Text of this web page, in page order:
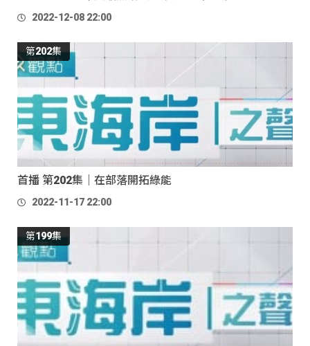
2022-12-08 22:00
第202集
首播 第202集｜在部落開拓綠能
2022-11-17 22:00
第199集